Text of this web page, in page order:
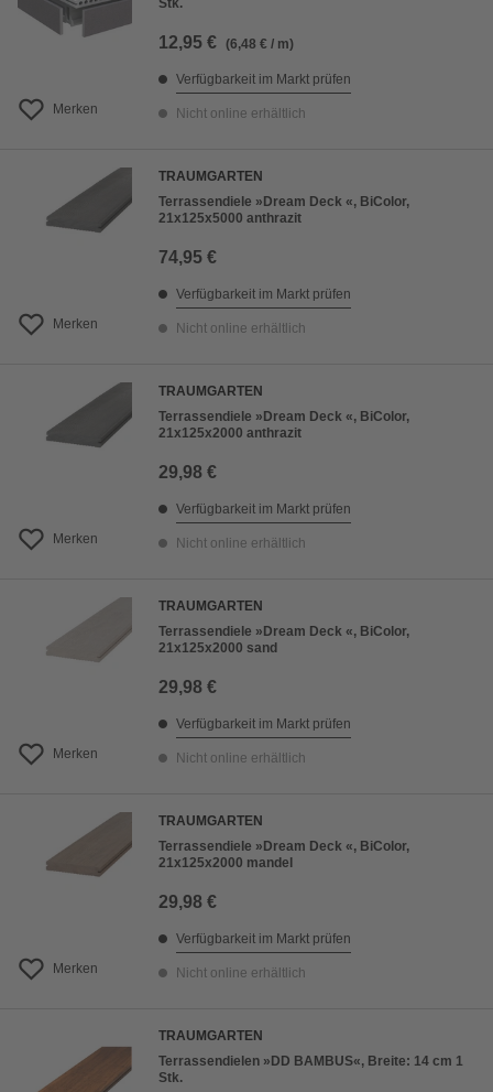
Merken
Stk.
12,95 € (6,48 € / m)
Verfügbarkeit im Markt prüfen
Nicht online erhältlich
Merken
TRAUMGARTEN
Terrassendiele »Dream Deck «, BiColor,
21x125x5000 anthrazit
74,95 €
Verfügbarkeit im Markt prüfen
Nicht online erhältlich
Merken
TRAUMGARTEN
Terrassendiele »Dream Deck «, BiColor,
21x125x2000 anthrazit
29,98 €
Verfügbarkeit im Markt prüfen
Nicht online erhältlich
Merken
TRAUMGARTEN
Terrassendiele »Dream Deck «, BiColor,
21x125x2000 sand
29,98 €
Verfügbarkeit im Markt prüfen
Nicht online erhältlich
Merken
TRAUMGARTEN
Terrassendiele »Dream Deck «, BiColor,
21x125x2000 mandel
29,98 €
Verfügbarkeit im Markt prüfen
Nicht online erhältlich
TRAUMGARTEN
Terrassendielen »DD BAMBUS«, Breite: 14 cm 1
Stk.